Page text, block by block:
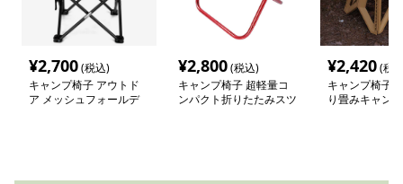
¥2,700(税込)
キャンプ椅子 アウトド
ア メッシュフォールデ
¥2,800(税込)
キャンプ椅子 超軽量コ
ンパクト折りたたみスツ
¥2,420(税
キャンプ椅子
り畳みキャン